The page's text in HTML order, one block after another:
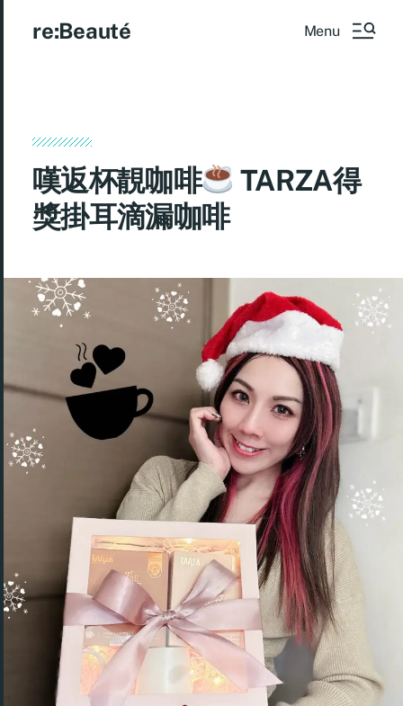
re:Beauté Menu
嘆返杯靚咖啡
TARZA得
獎掛耳滴漏咖啡